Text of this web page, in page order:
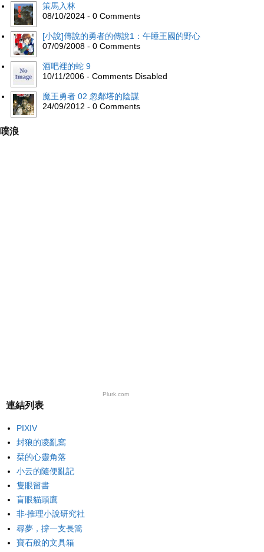
策馬入林
08/10/2024 - 0 Comments
[小說]傳說的勇者的傳說1：午睡王國的野心
07/09/2008 - 0 Comments
酒吧裡的蛇 9
10/11/2006 - Comments Disabled
魔王勇者 02 忽鄰塔的陰謀
24/09/2012 - 0 Comments
噗浪
Plurk.com
連結列表
PIXIV
封狼的凌亂窩
栞的心靈角落
小云的隨便亂記
隻眼留書
盲眼貓頭鷹
非‧推理小說研究社
尋夢，撐一支長篙
寶石般的文具箱